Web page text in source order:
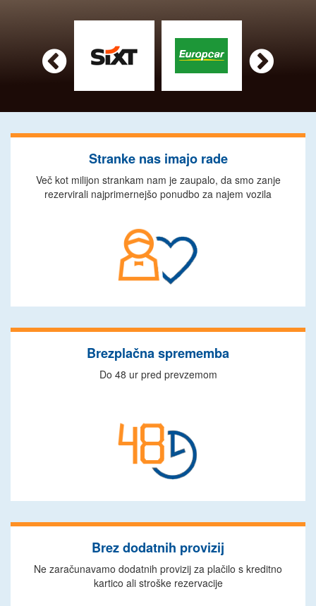
 
Stranke nas imajo rade
Več kot milijon strankam nam je zaupalo, da smo zanje
rezervirali najprimernejšo ponudbo za najem vozila
Brezplačna sprememba
Do 48 ur pred prevzemom
Brez dodatnih provizij
Ne zaračunavamo dodatnih provizij za plačilo s kreditno
kartico ali stroške rezervacije